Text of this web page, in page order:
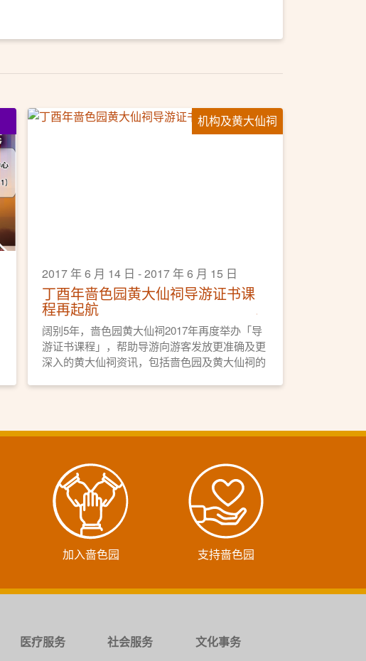
机构及黄大仙祠
2017 年 6 月 14 日 - 2017 年 6 月 15 日
丁酉年啬色园黄大仙祠导游证书课
程再起航
阔别5年，啬色园黄大仙祠2017年再度举办「导
游证书课程」，帮助导游向游客发放更准确及更
深入的黄大仙祠资讯，包括啬色园及黄大仙祠的
的深度文化导赏课程呢！
加入啬色园 支持啬色园
医疗服务 社会服务 文化事务